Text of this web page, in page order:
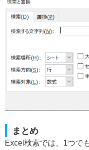
まとめ
Excel検索では、1つで